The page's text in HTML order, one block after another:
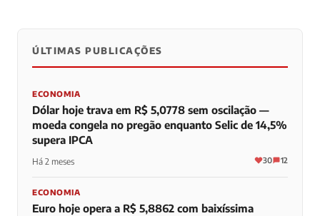
0 0 0
ÚLTIMAS PUBLICAÇÕES
ECONOMIA
Dólar hoje trava em R$ 5,0778 sem oscilação —
moeda congela no pregão enquanto Selic de 14,5%
supera IPCA
Há 2 meses 30 12
ECONOMIA
Euro hoje opera a R$ 5,8862 com baixíssima